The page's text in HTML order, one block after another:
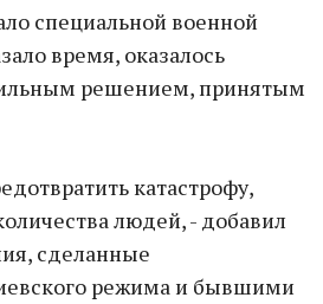
специальной военной
время, оказалось
решением, принятым
катастрофу,
людей, - добавил
сделанные
режима и бывшими